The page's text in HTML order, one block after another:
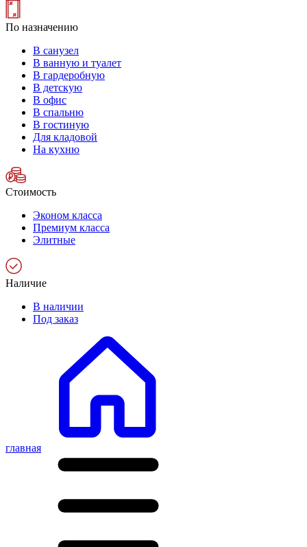
По назначению
В санузел
В ванную и туалет
В гардеробную
В детскую
В офис
В спальню
В гостиную
Для кладовой
На кухню
Стоимость
Эконом класса
Премиум класса
Элитные
Наличие
В наличии
Под заказ
главная